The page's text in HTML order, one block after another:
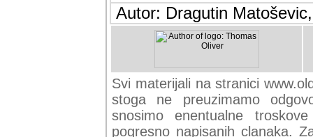
Autor: Dragutin
Svi materijali na stranici
stoga ne preuzimamo
snosimo enentualne
pogresno napisanih clanaka.